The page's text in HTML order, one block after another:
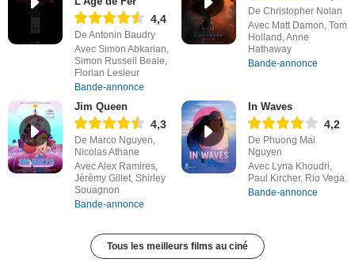
4,4
De Antonin Baudry
Avec Simon Abkarian,
Simon Russell Beale,
Florian Lesieur
Bande-annonce
De Christopher Nolan
Avec Matt Damon, Tom
Holland, Anne
Hathaway
Bande-annonce
Jim Queen
4,3
De Marco Nguyen,
Nicolas Athane
Avec Alex Ramires,
Jérémy Gillet, Shirley
Souagnon
Bande-annonce
In Waves
4,2
De Phuong Mai
Nguyen
Avec Lyna Khoudri,
Paul Kircher, Rio Vega
Bande-annonce
Tous les meilleurs films au ciné